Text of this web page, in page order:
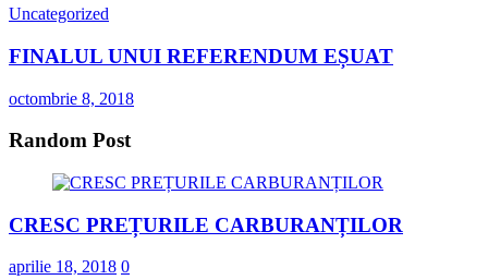
Uncategorized
FINALUL UNUI REFERENDUM EȘUAT
octombrie 8, 2018
Random Post
CRESC PREȚURILE CARBURANȚILOR
aprilie 18, 2018 0